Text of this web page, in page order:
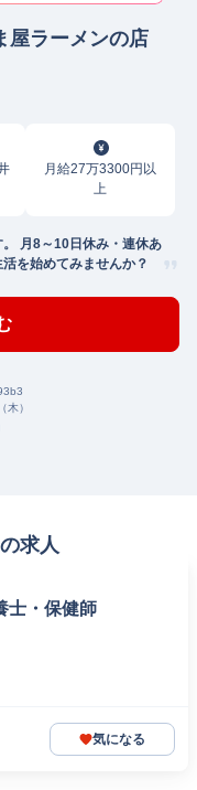
屋ラーメンの店
月給27万3300円以
上
月8～10日休み・連休あ
を始めてみませんか？
木）
求人
士・保健師
気になる